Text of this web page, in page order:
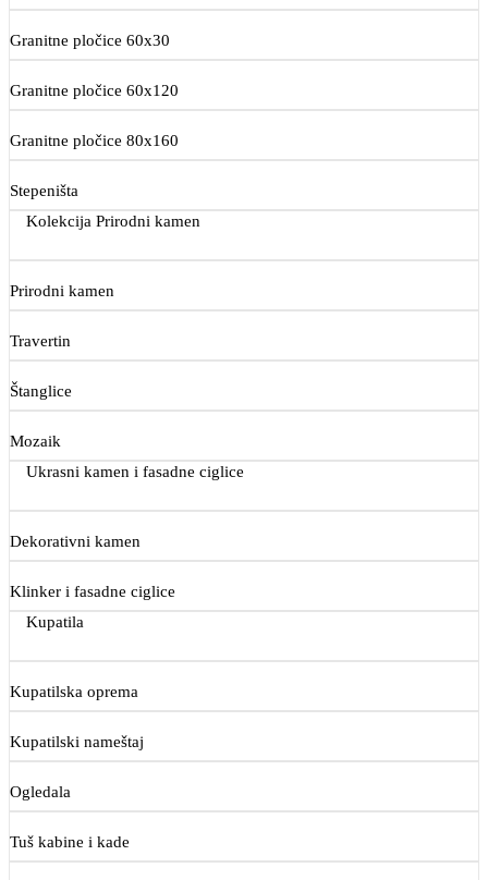
Granitne pločice 60x30
Granitne pločice 60x120
Granitne pločice 80x160
Stepeništa
Kolekcija Prirodni kamen
Prirodni kamen
Travertin
Štanglice
Mozaik
Ukrasni kamen i fasadne ciglice
Dekorativni kamen
Klinker i fasadne ciglice
Kupatila
Kupatilska oprema
Kupatilski nameštaj
Ogledala
Tuš kabine i kade